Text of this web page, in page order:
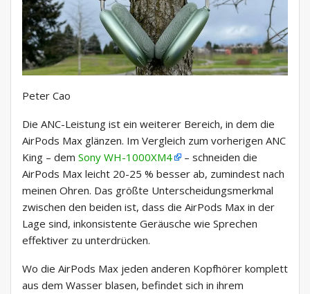
Peter Cao
Die ANC-Leistung ist ein weiterer Bereich, in dem die
AirPods Max glänzen. Im Vergleich zum vorherigen ANC
King – dem Sony WH-1000XM4
– schneiden die
AirPods Max leicht 20-25 % besser ab, zumindest nach
meinen Ohren. Das größte Unterscheidungsmerkmal
zwischen den beiden ist, dass die AirPods Max in der
Lage sind, inkonsistente Geräusche wie Sprechen
effektiver zu unterdrücken.
Wo die AirPods Max jeden anderen Kopfhörer komplett
aus dem Wasser blasen, befindet sich in ihrem